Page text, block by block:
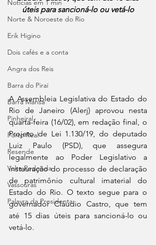
Notícias em 1 min
Norte & Noroeste do Rio
Erik Higino
Dois cafés e a conta
Angra dos Reis
Barra do Piraí
Barra Mansa
Pinheiral
Porto Real
Resende
Volta Redonda
Vassouras
Palavra da Presidenta
úteis para sancioná-lo ou vetá-lo
A Assembleia Legislativa do Estado do
Rio de Janeiro (Alerj) aprovou nesta
quarta-feira (16/02), em redação final, o
Projeto de Lei 1.130/19, do deputado
Luiz Paulo (PSD), que assegura
legalmente ao Poder Legislativo a
instauração do processo de declaração
de patrimônio cultural imaterial do
Estado do Rio. O texto segue para o
governador Cláudio Castro, que tem
até 15 dias úteis para sancioná-lo ou
vetá-lo.